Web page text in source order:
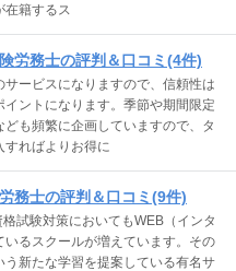
在籍するス
労務士の評判＆口コミ(4件)
ービスになりますので、信頼性は
ントになります。季節や期間限定
も頻繁に企画していますので、タ
すればよりお得に
務士の評判＆口コミ(9件)
試験対策においてもWEB（インタ
いるスクールが増えています。その
新たな学習を提案している有名サ